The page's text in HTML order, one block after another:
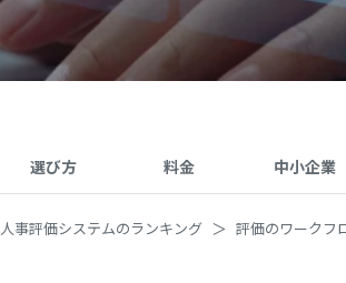
選び方 料金 中小企業
人事評価システムのランキング 評価のワークフ